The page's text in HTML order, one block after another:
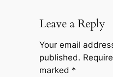
Leave a Reply
Your email
published.
marked *